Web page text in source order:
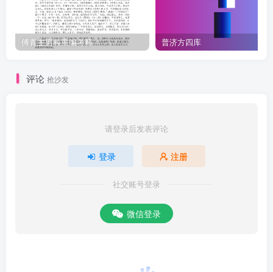
妇人本病外，又是百余贴加减四物汤，半年之上，方得月经行，十分
安愈。此疾非止肺脏有之，以其病发于鼻，从俗呼为肺风也。鼻准肿
赤胀大而为疮，乃血随气化也。气既不施则血为之聚，血既聚则使肉
泻青丸，余病各随经治之。医学入门【明李梴】疠风治法癞即《内
因传染。然未必皆由外也。内伤饮食，热毒过甚，大寒大热，房劳秽
污，以致火动血热，更加外感风寒冷湿而发。初起身上虚痒，或起白
屑紫云如癜风然，或发紫泡疙瘩流脓。上先见者，气分受病，上体必
多：下先见者，血分受病，下体必多：上下俱见者，气血俱病。从上
者难愈。治失其法，以致皮死麻木不仁，脉死血溃成脓，肉死割切不
傅青主男科重编考释 普济方四库
评论 抢沙发
请登录后发表评论
登录 注册
社交账号登录
微信登录